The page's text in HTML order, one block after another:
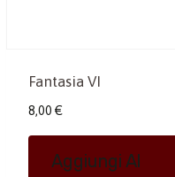
Fantasia VI
8,00 €
Aggiungi Al